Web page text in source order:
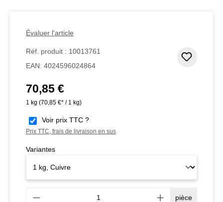
Évaluer l'article
Réf. produit : 10013761
EAN: 4024596024864
Prix régulier :
70,85 €
1 kg (70,85 €* / 1 kg)
Voir prix TTC ?
Prix TTC, frais de livraison en sus
Variantes
pièce